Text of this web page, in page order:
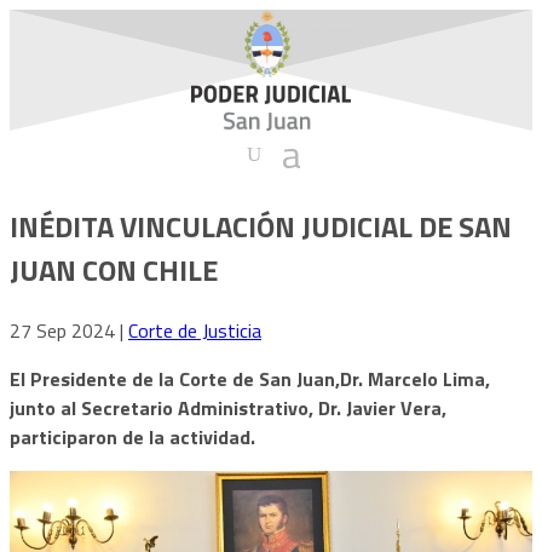
INÉDITA VINCULACIÓN JUDICIAL DE SAN
JUAN CON CHILE
27 Sep 2024| Corte de Justicia
El Presidente de la Corte de San Juan,Dr. Marcelo Lima,
junto al Secretario Administrativo, Dr. Javier Vera,
participaron de la actividad.